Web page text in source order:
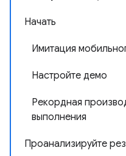
Начать
Имитация
Настройте демо
Рекордная
выполнения
Проанализируйте